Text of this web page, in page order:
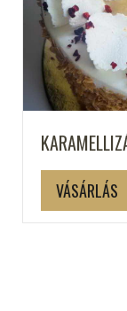
VÁSÁRLÁS